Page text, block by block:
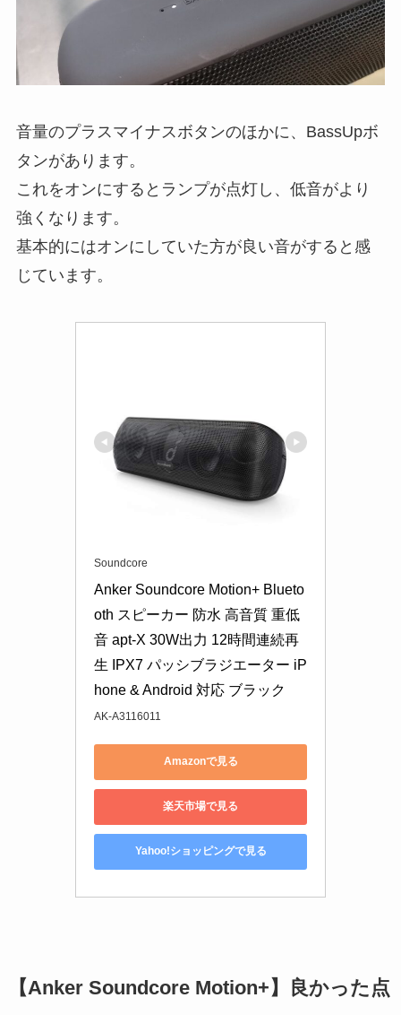
音量のプラスマイナスボタンのほかに、BassUpボ
タンがあります。
これをオンにするとランプが点灯し、低音がより
強くなります。
基本的にはオンにしていた方が良い音がすると感
じています。
Soundcore
Anker Soundcore Motion+ Blueto
oth スピーカー 防水 高音質 重低
音 apt-X 30W出力 12時間連続再
生 IPX7 パッシブラジエーター iP
hone & Android 対応 ブラック
AK-A3116011
Amazonで見る
楽天市場で見る
Yahoo!ショッピングで見る
【Anker Soundcore Motion+】良かった点